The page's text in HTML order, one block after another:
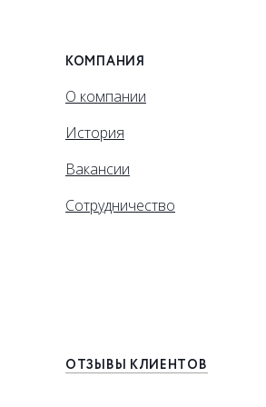
КОМПАНИЯ
О компании
История
Вакансии
Сотрудничество
ОТЗЫВЫ КЛИЕНТОВ